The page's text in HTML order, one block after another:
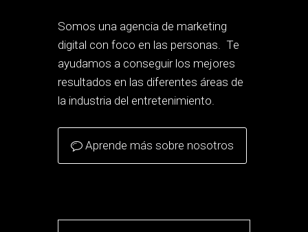
Somos una agencia de marketing
digital con foco en las personas. Te
ayudamos a conseguir los mejores
resultados en las diferentes áreas de
la industria del entretenimiento.
Aprende más sobre nosotros